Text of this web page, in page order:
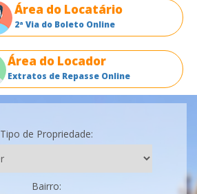
Área do Locatário
2ª Via do Boleto Online
Área do Locador
Extratos de Repasse Online
Tipo de Propriedade:
Bairro: